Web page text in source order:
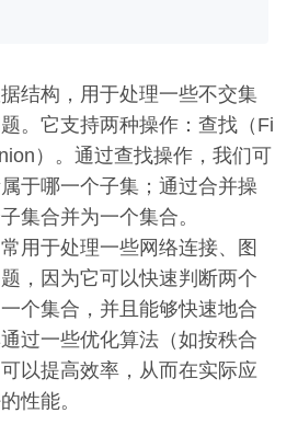
结构，用于处理一些不交集
。它支持两种操作：查找（Fi
）。通过查找操作，我们可
于哪一个子集；通过合并操
集合并为一个集合。
用于处理一些网络连接、图
，因为它可以快速判断两个
个集合，并且能够快速地合
过一些优化算法（如按秩合
以提高效率，从而在实际应
性能。